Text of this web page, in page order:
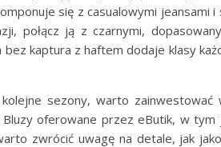
się z casualowymi jeansami
połącz ją z czarnymi,
bez kaptura z haftem dodaje klasy
kolejne sezony, warto
oferowane przez eButik, w
zwrócić uwagę na detale, jak